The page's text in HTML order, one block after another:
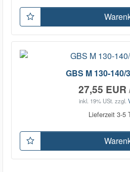
GBS M 130-140/
27,55 EUR
inkl. 19% USt. zzgl.
Lieferzeit 3-5